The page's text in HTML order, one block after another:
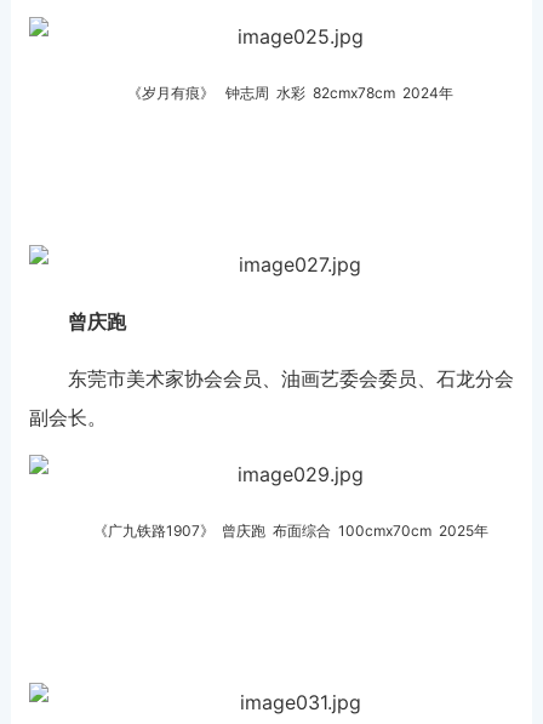
《岁月有痕》 钟志周 水彩 82cmx78cm 2024年
曾庆跑
东莞市美术家协会会员、油画艺委会委员、石龙分会
副会长。
《广九铁路1907》 曾庆跑 布面综合 100cmx70cm 2025年